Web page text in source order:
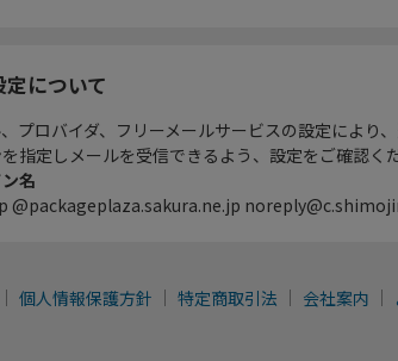
について
プロバイダ、フリーメールサービスの設定により
指定しメールを受信できるよう、設定をご確認くだ
名
@packageplaza.sakura.ne.jp
個人情報保護方針 特定商取引法 会社案内